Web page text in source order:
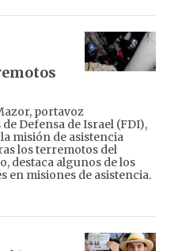
portavoz
Defensa de Israel (FDI),
misión de asistencia
los terremotos del
destaca algunos de los
en misiones de asistencia.